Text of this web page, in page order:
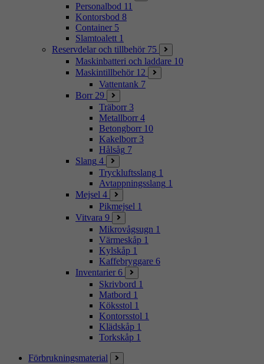
Personalbod 11
Kontorsbod 8
Container 5
Slamtoalett 1
Reservdelar och tillbehör 75
Maskinbatteri och laddare 10
Maskintillbehör 12
Vattentank 7
Borr 29
Träborr 3
Metallborr 4
Betongborr 10
Kakelborr 3
Hålsåg 7
Slang 4
Tryckluftsslang 1
Avtappningsslang 1
Mejsel 4
Pikmejsel 1
Vitvara 9
Mikrovågsugn 1
Värmeskåp 1
Kylskåp 1
Kaffebryggare 6
Inventarier 6
Skrivbord 1
Matbord 1
Köksstol 1
Kontorsstol 1
Klädskåp 1
Torkskåp 1
Förbrukningsmaterial